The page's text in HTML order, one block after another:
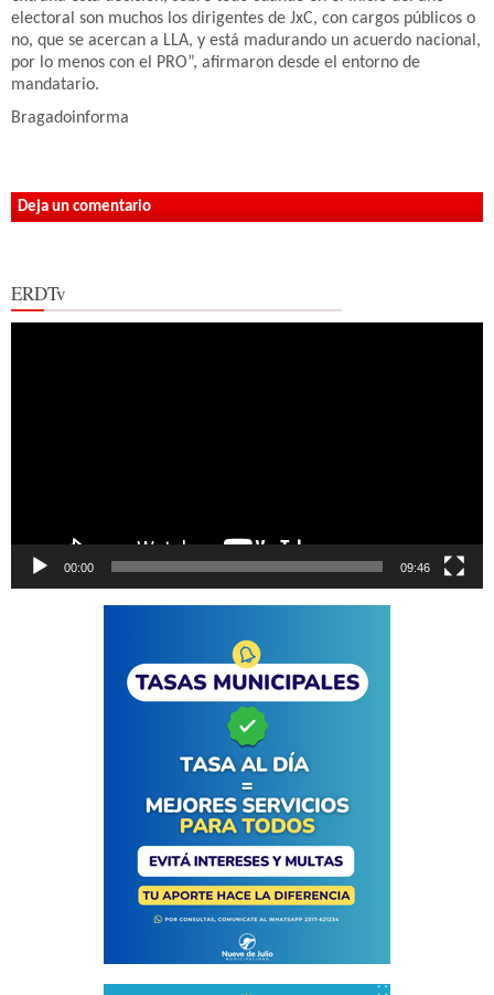
electoral son muchos los dirigentes de JxC, con cargos públicos o
no, que se acercan a LLA, y está madurando un acuerdo nacional,
por lo menos con el PRO”, afirmaron desde el entorno de
mandatario.
Bragadoinforma
Deja un comentario
ERDTv
00:00 09:46